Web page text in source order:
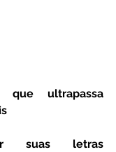
que ultrapassa
suas letras